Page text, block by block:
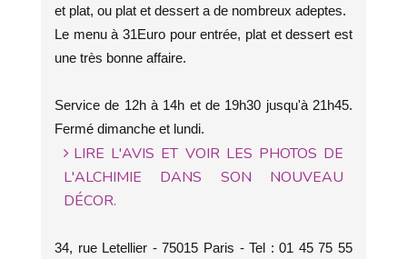
et plat, ou plat et dessert a de nombreux adeptes.
Le menu à 31Euro pour entrée, plat et dessert est
une très bonne affaire.
Service de 12h à 14h et de 19h30 jusqu'à 21h45.
Fermé dimanche et lundi.
LIRE L'AVIS ET VOIR LES PHOTOS DE
L'ALCHIMIE DANS SON NOUVEAU
DÉCOR.
34, rue Letellier - 75015 Paris - Tel : 01 45 75 55